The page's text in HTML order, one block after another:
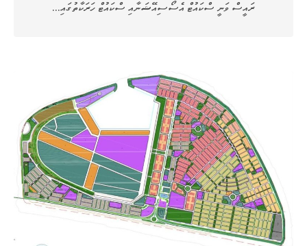
ރައީސް ވަނީ ސްކައުޓް އެސޯސިއޭޝަނާއި ސްކައުޓް ހަރަކާތުގައި…